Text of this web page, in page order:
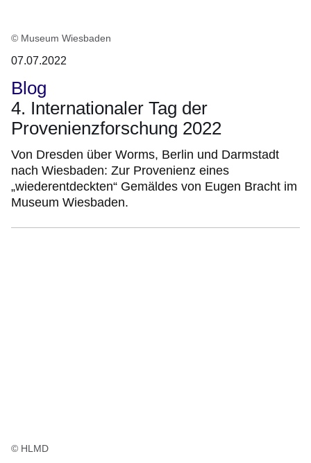
© Museum Wiesbaden
07.07.2022
Blog
4. Internationaler Tag der
Provenienzforschung 2022
Von Dresden über Worms, Berlin und Darmstadt
nach Wiesbaden: Zur Provenienz eines
„wiederentdeckten“ Gemäldes von Eugen Bracht im
Museum Wiesbaden.
© HLMD